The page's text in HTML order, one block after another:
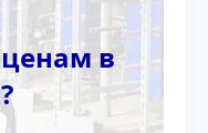
в